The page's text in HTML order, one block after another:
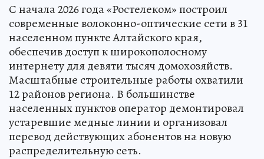
С начала 2026 года «Ростелеком» построил
современные волоконно-оптические сети в 31
населенном пункте Алтайского края,
обеспечив доступ к широкополосному
интернету для девяти тысяч домохозяйств.
Масштабные строительные работы охватили
12 районов региона. В большинстве
населенных пунктов оператор демонтировал
устаревшие медные линии и организовал
перевод действующих абонентов на новую
распределительную сеть.